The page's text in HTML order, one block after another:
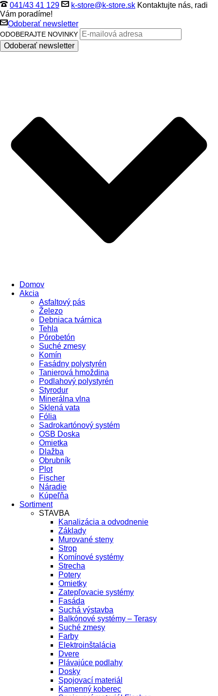
041/43 41 129 k-store@k-store.sk Kontaktujte nás, radi
Vám poradíme!
Odoberať newsletter
ODOBERAJTE NOVINKY
Domov
Akcia
Asfaltový pás
Železo
Debniaca tvárnica
Tehla
Pórobetón
Suché zmesy
Komín
Fasádny polystyrén
Tanierová hmoždina
Podlahový polystyrén
Styrodur
Minerálna vlna
Sklená vata
Fólia
Sadrokartónový systém
OSB Doska
Omietka
Dlažba
Obrubník
Plot
Fischer
Náradie
Kúpeľňa
Sortiment
STAVBA
Kanalizácia a odvodnenie
Základy
Murované steny
Strop
Komínové systémy
Strecha
Potery
Omietky
Zatepľovacie systémy
Fasáda
Suchá výstavba
Balkónové systémy – Terasy
Suché zmesy
Farby
Elektroinštalácia
Dvere
Plávajúce podlahy
Dosky
Spojovací materiál
Kamenný koberec